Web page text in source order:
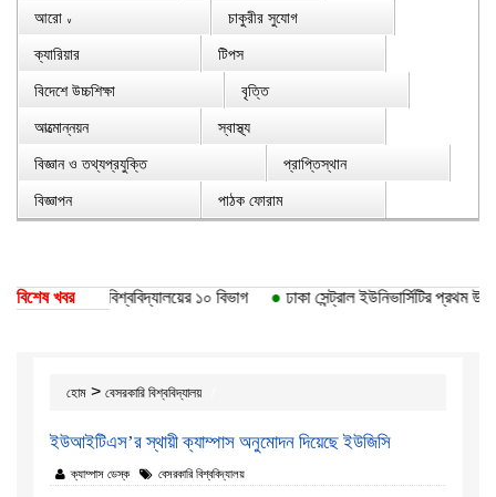
আরো ∨
চাকুরীর সুযোগ
ক্যারিয়ার
টিপস
বিদেশে উচ্চশিক্ষা
বৃত্তি
আত্মোন্নয়ন
স্বাস্থ্য
বিজ্ঞান ও তথ্যপ্রযুক্তি
প্রাপ্তিস্থান
বিজ্ঞাপন
পাঠক ফোরাম
বিশেষ খবর
পেয়েছে ঢাকা বিশ্ববিদ্যালয়ের ১০ বিভাগ ঢাকা সেন্ট্রাল ইউনিভার্সিটির প্রথম
হোম > বেসরকারি বিশ্ববিদ্যালয়
ইউআইটিএস’র স্থায়ী ক্যাম্পাস অনুমোদন দিয়েছে ইউজিসি
ক্যাম্পাস ডেস্ক বেসরকারি বিশ্ববিদ্যালয়